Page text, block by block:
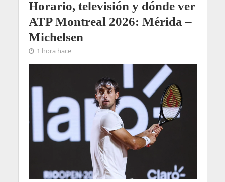
Horario, televisión y dónde ver
ATP Montreal 2026: Mérida –
Michelsen
1 hora hace